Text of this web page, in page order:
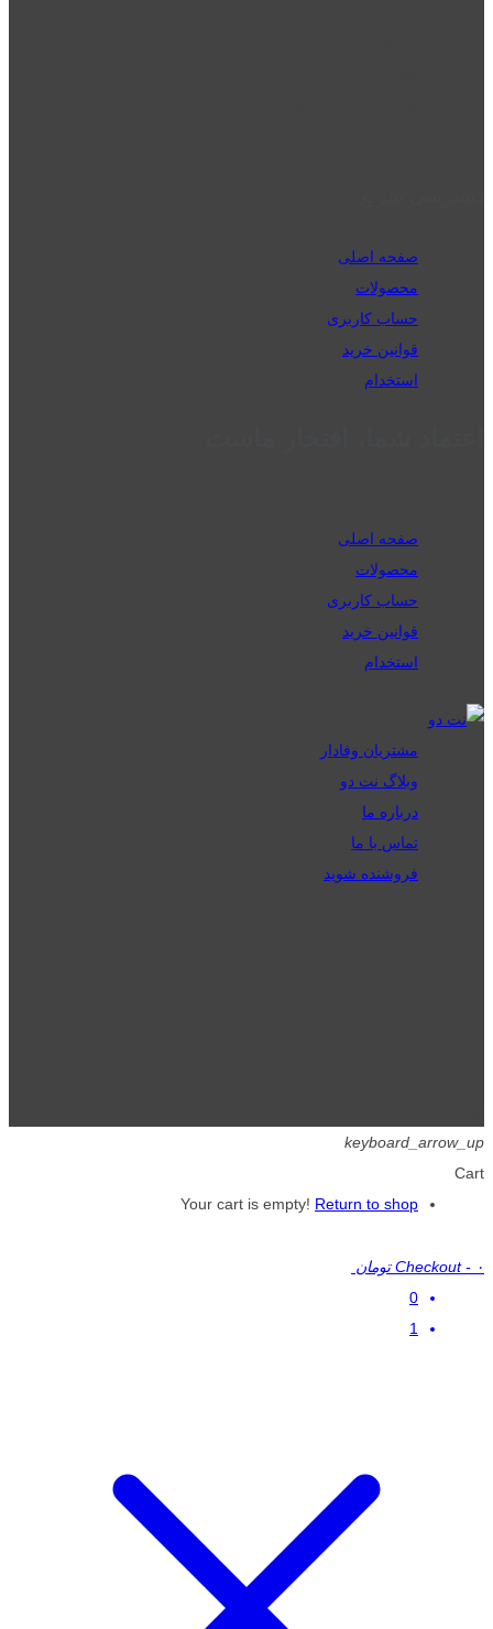
صفحه اصلی
محصولات
حساب کاربری
قوانین خرید
استخدام
صفحه اصلی
محصولات
حساب کاربری
قوانین خرید
استخدام
مشتریان وفادار
وبلاگ نت دو
درباره ما
تماس با ما
فروشنده شوید
keyboard_arrow_up
Cart
Your cart is empty! Return to shop
Checkout - ۰ تومان
0
1